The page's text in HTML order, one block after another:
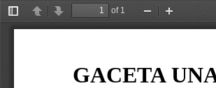
Toggle
Sidebar
PreviousNext
of 1
Zoom
Out
In
GACETA